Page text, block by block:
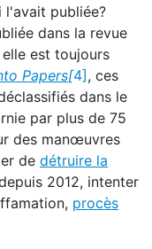
l'avait publiée?
dans la revue
elle est toujours
Papers[4] , ces
dans le
par plus de 75
des manœuvres
de détruire la
2012, intenter
procès